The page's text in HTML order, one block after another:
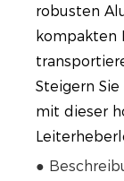
robusten
kompakten
Steigern
mit dieser
●